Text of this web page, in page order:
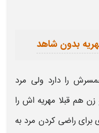
بدون شاهد
را دارد ولی مرد
هم قبلا مهریه اش را
برای راضی کردن مرد به